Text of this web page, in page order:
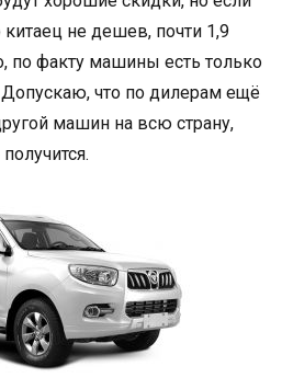
не дешев, почти 1,9
по факту машины есть только
что по дилерам ещё
машин на всю страну,